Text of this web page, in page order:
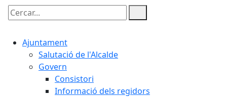
Cercar:
Ajuntament
Salutació de l'Alcalde
Govern
Consistori
Informació dels regidors